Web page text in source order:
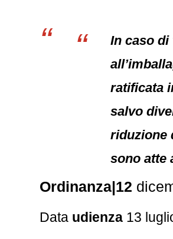
In caso
ratificata
salvo
riduzione
sono atte
Ordinanza|12
Data udienza 13